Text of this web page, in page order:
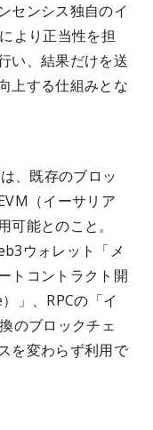
センシス独自のイ
より正当性を担
い、結果だけを送
上する仕組みとな
、既存のブロッ
（イーサリア
能とのこと。
ウォレット「メ
トコントラクト開
」、RPCの「イ
のブロックチェ
を変わらず利用で